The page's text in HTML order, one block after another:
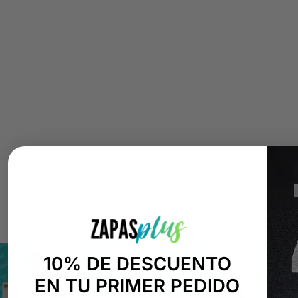
+14.000 PERSONAS
"Consulta nuestras reseñas y
10% DE DESCUENTO
EN TU PRIMER PEDIDO